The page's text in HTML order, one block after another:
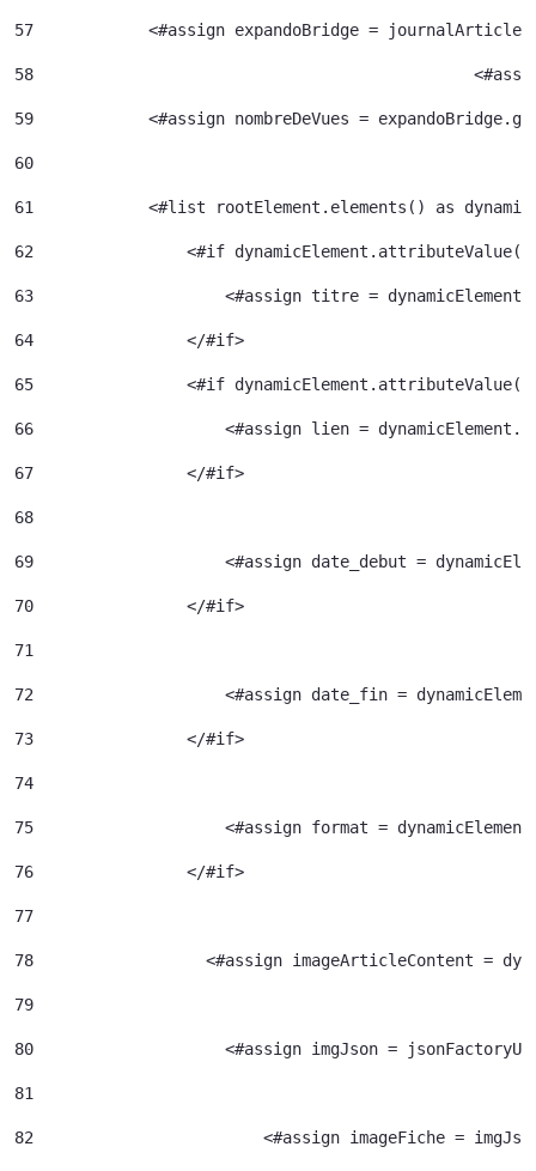
57
<#assign expandoBridge =
58
59
<#assign nombreDeVues =
60
61
<#list rootElement.elements() as
62
<#if
63
<#assign titre =
64
                </#if>
65
<#if
66
<#assign lien =
67
                </#if>
68
69
<#assign date_debut =
70
                </#if>
71
72
<#assign date_fin =
73
                </#if>
74
75
<#assign format =
76
                </#if>
77
78
<#assign imageArticleContent =
79
80
<#assign imgJson =
81
82
<#assign imageFiche =